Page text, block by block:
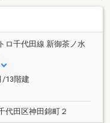
ロ千代田線 新御茶ノ水
/13階建
代田区神田錦町２